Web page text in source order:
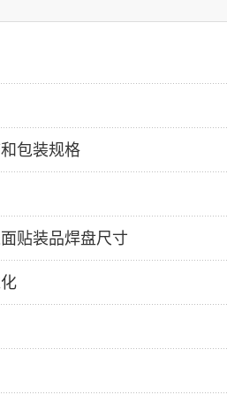
包装规格
贴装品焊盘尺寸